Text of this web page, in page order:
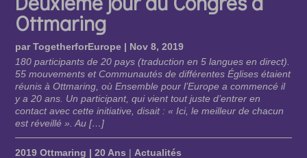
Ottmaring
parTogetherforEurope | Nov 8, 2019
180 participants de 20 pays (traduction en 5 langues en direct).
55 mouvements et Communautés de différentes Églises étaient
réunis à Ottmaring, où Ensemble pour l’Europe a commencé il
y a 20 ans. Un participant, qui vient tout juste d’entrer en
contact avec cette initiative, disait : « Ici, le meilleur de chacun
est réveillé ». Au […]
2019 Ottmaring | 20 Ans | Actualités